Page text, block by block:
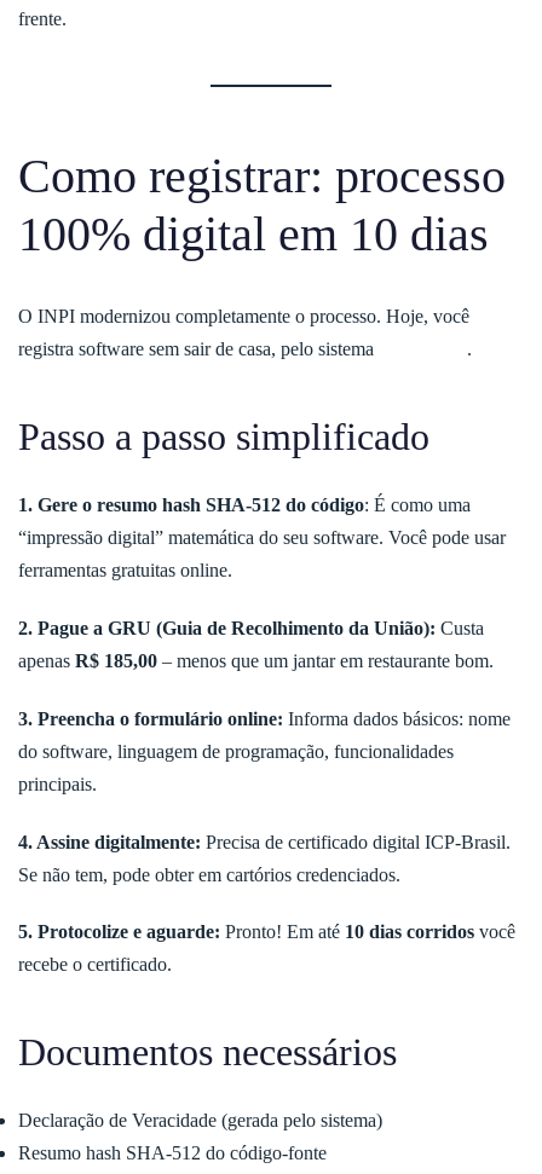
frente.
Como registrar: processo
100% digital em 10 dias
O INPI modernizou completamente o processo. Hoje, você
registra software sem sair de casa, pelo sistema
.
Passo a passo simplificado
1. Gere o resumo hash SHA-512 do código: É como uma
“impressão digital” matemática do seu software. Você pode usar
ferramentas gratuitas online.
2. Pague a GRU (Guia de Recolhimento da União): Custa
apenas R$ 185,00 – menos que um jantar em restaurante bom.
3. Preencha o formulário online: Informa dados básicos: nome
do software, linguagem de programação, funcionalidades
principais.
4. Assine digitalmente: Precisa de certificado digital ICP-Brasil.
Se não tem, pode obter em cartórios credenciados.
5. Protocolize e aguarde: Pronto! Em até 10 dias corridos você
recebe o certificado.
Documentos necessários
Declaração de Veracidade (gerada pelo sistema)
Resumo hash SHA-512 do código-fonte